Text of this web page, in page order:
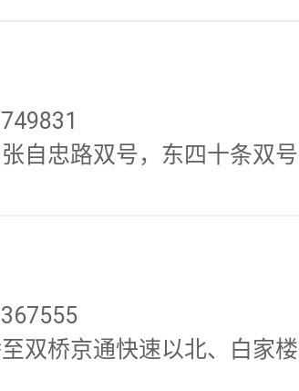
自忠路双号，东四十条双
双桥京通快速以北、白家